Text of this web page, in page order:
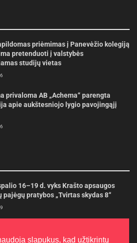
priėmimas į Panevėžio kolegiją
pretenduoti į valstybės
studijų vietas
privaloma AB „Achema“ parengta
apie aukštesniojo lygio pavojingąjį
16–19 d. vyks Krašto apsaugos
pajėgų pratybos „Tvirtas skydas 8“
slapukus, kad užtikrintų